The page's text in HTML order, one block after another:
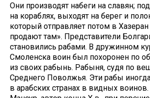
Они производят набеги на славян;
на кораблях, выходят на берег и
который отправляет потом в
продают там». Представители
становились рабами. В дружинном
Смоленска воин был похоронен по
из своих рабынь. Рабыня, судя по
Среднего Поволжья. Эти рабы
в арабских странах в видных